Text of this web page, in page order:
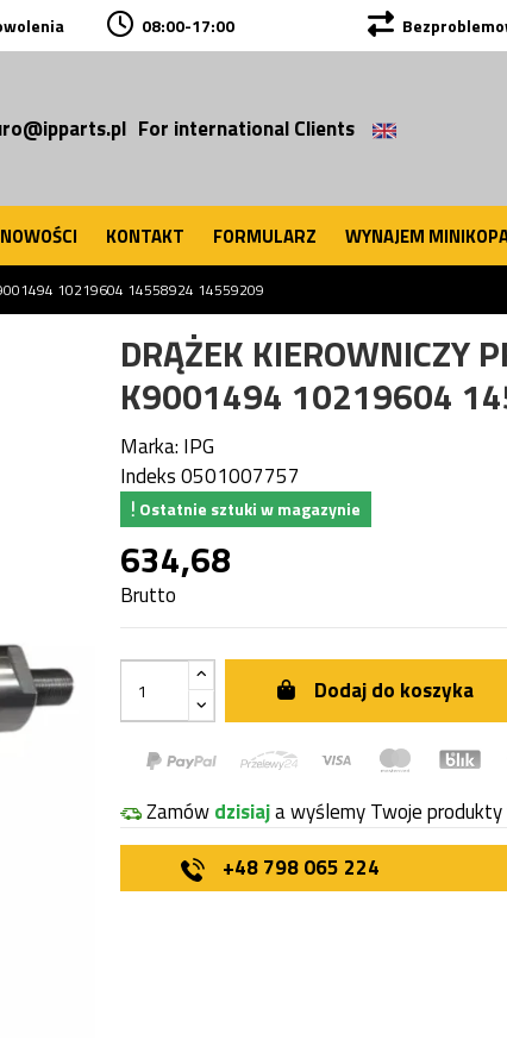
08:00-17:00
For international Clients
NOWOŚCI KONTAKT FORMULARZ WYNAJEM
10219604 14558924 14559209
DRĄŻEK KIEROWNICZY
K9001494 10219604
Marka: IPG
Indeks0501007757
Ostatnie sztuki w magazynie
634,68
Brutto
Dodaj do koszyka
Zamówdzisiaja wyślemy Twoje
+48 798 065 224